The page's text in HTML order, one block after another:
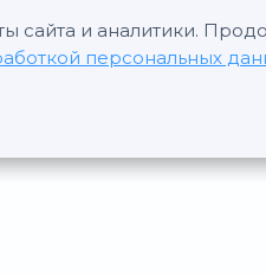
сайта и аналитики.
персональных